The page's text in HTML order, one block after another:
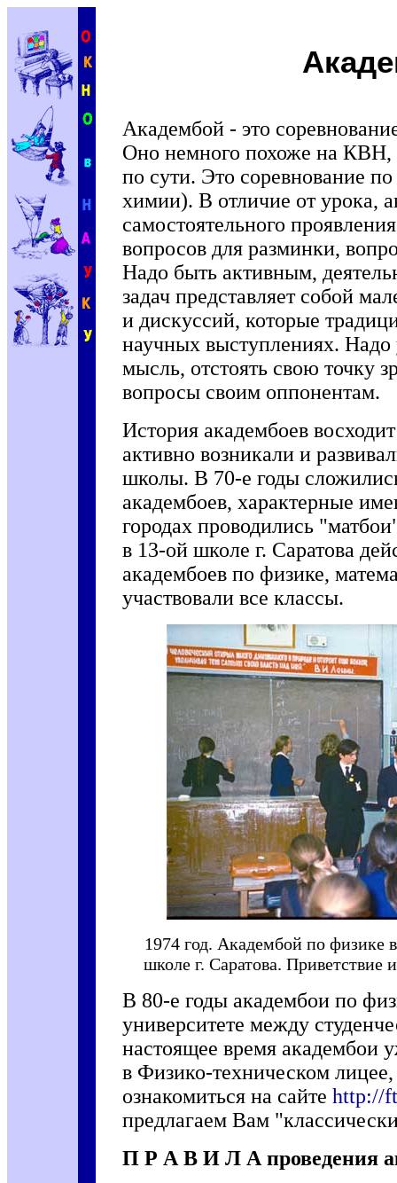
Академбой - это
Оно немного похоже на КВН,
по сути. Это соревнование
химии). В отличие от урока,
самостоятельного
вопросов для разминки,
Надо быть активным,
задач представляет собой
и дискуссий, которые
научных выступлениях. Надо
мысль, отстоять свою точку
вопросы своим оппонентам.
История академбоев
активно возникали и
школы. В 70-е годы
академбоев, характерные
городах проводились
в 13-ой школе г. Саратова
академбоев по физике,
участвовали все классы.
1974 год. Академбой по физике
школе г. Саратова. Приветствие
В 80-е годы академбои по
университете между
настоящее время академбои
в Физико-техническом
ознакомиться на сайте http://
предлагаем Вам
П Р А В И Л А проведения